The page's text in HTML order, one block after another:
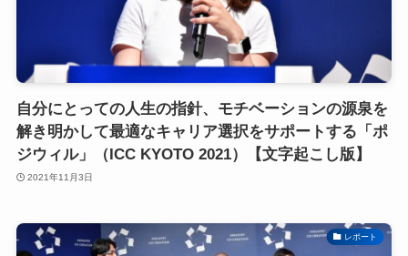
自分にとっての人生の指針、モチベーションの源泉を
解き明かして最適なキャリア選択をサポートする「ポ
ジウィル」（ICC KYOTO 2021）【文字起こし版】
2021年11月3日
レポート